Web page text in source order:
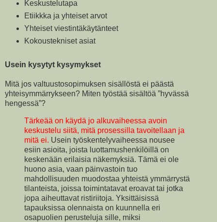
Keskustelutapa
Etiikkka ja yhteiset arvot
Yhteiset viestintäkäytänteet
Kokoustekniset asiat
Usein kysytyt kysymykset
Mitä jos valtuustosopimuksen sisällöstä ei päästä
yhteisymmärrykseen? Miten työstää sisältöä ”hyvässä
hengessä”?
Tärkeää on käydä jo alkuvaiheessa avoin
keskustelu siitä, mitä prosessilla tavoitellaan ja
mitä ei. Usein työskentelyvaiheessa nousee
esiin asioita, joista luottamushenkilöillä on
keskenään erilaisia näkemyksiä. Tämä ei ole
huono asia, vaan päinvastoin tuo
mahdollisuuden muodostaa yhteistä ymmärrystä
tilanteista, joissa toimintatavat eroavat tai jotka
jopa aiheuttavat ristiriitoja. Yksittäisissä
tapauksissa olennaista on kuunnella eri
osapuolien perusteluja sille, miksi